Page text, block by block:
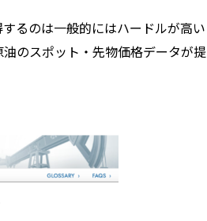
るのは一般的にはハードルが高い
のスポット・先物価格データが提